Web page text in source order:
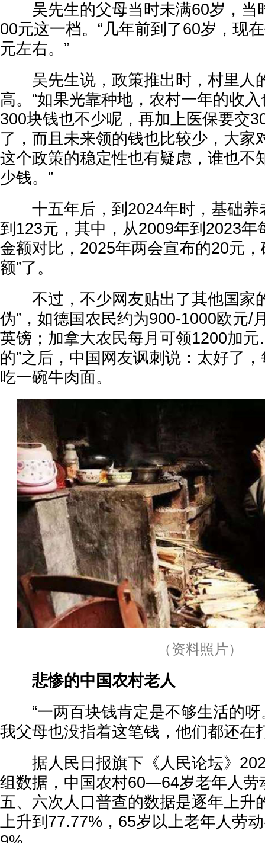
吴先生的父母当时未满60岁，当
00元这一档。“几年前到了60岁，现
元左右。”
吴先生说，政策推出时，村里人
高。“如果光靠种地，农村一年的收
300块钱也不少呢，再加上医保要交
了，而且未来领的钱也比较少，大家
这个政策的稳定性也有疑虑，谁也不
少钱。”
十五年后，到2024年时，基础养
到123元，其中，从2009年到2023年
金额对比，2025年两会宣布的20元，
额”了。
不过，不少网友贴出了其他国家
伪”，如德国农民约为900-1000欧元/
英镑；加拿大农民每月可领1200加
的”之后，中国网友讽刺说：太好了
吃一碗牛肉面。
（资料照片）
悲惨的中国农村老人
“一两百块钱肯定是不够生活的呀
我父母也没指着这笔钱，他们都还在
据人民日报旗下《人民论坛》
组数据，中国农村60—64岁老年人劳
五、六次人口普查的数据是逐年上升
上升到77.77%，65岁以上老年人劳